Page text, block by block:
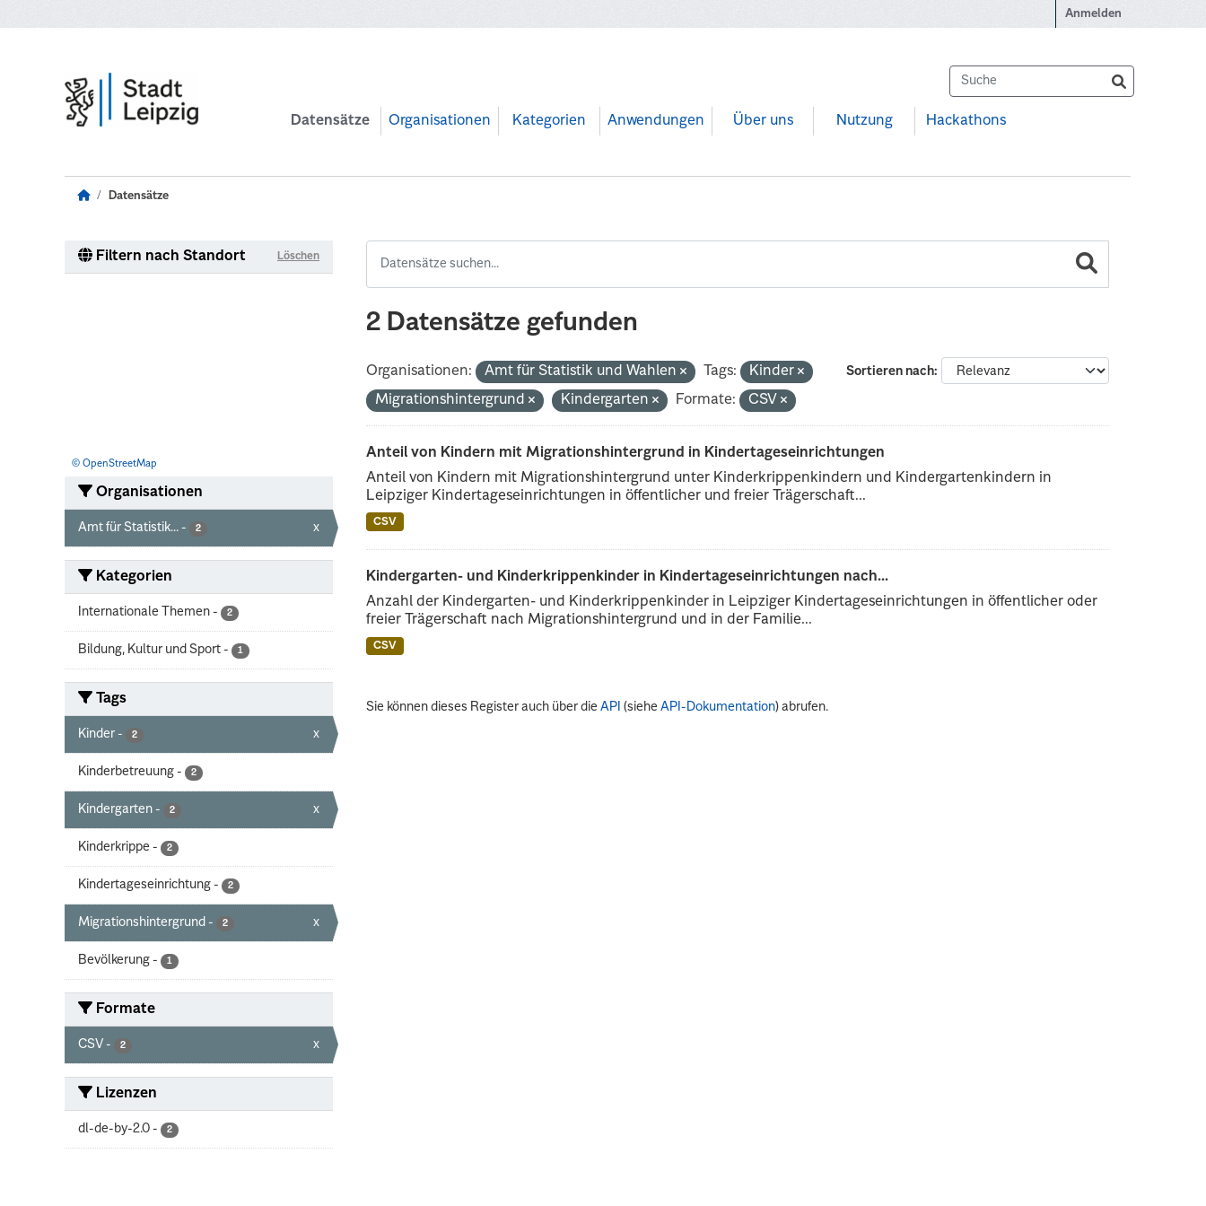
Anmelden
Datensätze Organisationen Kategorien Anwendungen Über uns Nutzung Hackathons
Datensätze
Filtern nach Standort Löschen
© OpenStreetMap
Organisationen
Amt für Statistik... - 2 x
Kategorien
Internationale Themen - 2
Bildung, Kultur und Sport - 1
Tags
Kinder - 2 x
Kinderbetreuung - 2
Kindergarten - 2 x
Kinderkrippe - 2
Kindertageseinrichtung - 2
Migrationshintergrund - 2 x
Bevölkerung - 1
Formate
CSV - 2 x
Lizenzen
dl-de-by-2.0 - 2
2 Datensätze gefunden
Sortieren nach
Organisationen: Amt für Statistik und Wahlen Tags:
Kinder
Migrationshintergrund
Kindergarten Formate: CSV
Anteil von Kindern mit Migrationshintergrund in Kindertageseinrichtungen
Anteil von Kindern mit Migrationshintergrund unter Kinderkrippenkindern und Kindergartenkindern in
Leipziger Kindertageseinrichtungen in öffentlicher und freier Trägerschaft...
CSV
Kindergarten- und Kinderkrippenkinder in Kindertageseinrichtungen nach...
Anzahl der Kindergarten- und Kinderkrippenkinder in Leipziger Kindertageseinrichtungen in öffentlicher oder
freier Trägerschaft nach Migrationshintergrund und in der Familie...
CSV
Sie können dieses Register auch über dieAPI (sieheAPI-Dokumentation) abrufen.